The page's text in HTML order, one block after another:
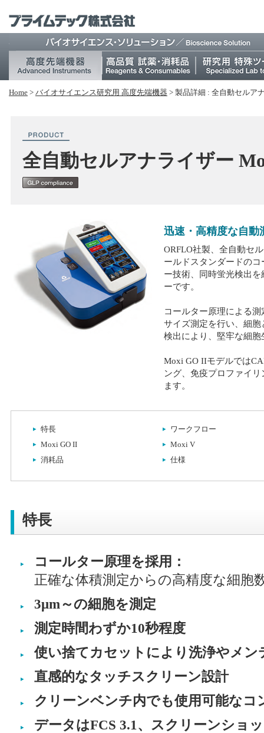
Home > バイオサイエンス研究⽤ 高度先端機器 > 製品詳細 : 全自動セルア
全自動セルアナライザー
迅速・高精度な自動
ORFLO社製、全自動セ
ールドスタンダードの
ー技術、同時蛍光検出
ーです。
コールター原理による
サイズ測定を行い、細
検出により、堅牢な細
Moxi GO IIモデルでは
ング、免疫プロファイ
ます。
特長
ワークフロー
Moxi GO II
Moxi V
消耗品
仕様
特長
コールター原理を採用：
正確な体積測定からの高精度な細胞
3μm～の細胞を測定
測定時間わずか10秒程度
使い捨てカセットにより洗浄やメン
直感的なタッチスクリーン設計
クリーンベンチ内でも使用可能なコ
データはFCS 3.1、スクリーンショ